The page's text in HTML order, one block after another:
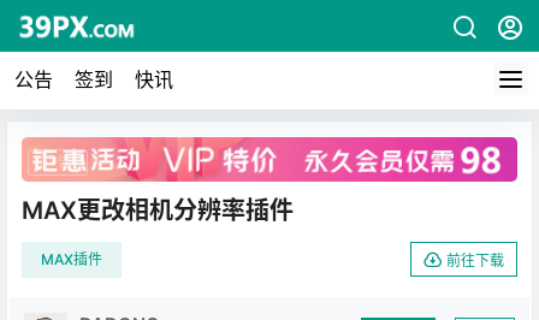
公告 签到 快讯
广告
MAX更改相机分辨率插件
MAX插件 前往下载